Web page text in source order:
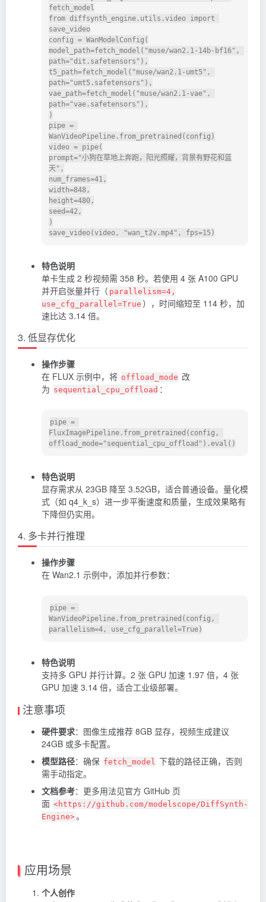
fetch_model
from diffsynth_engine.utils.video import
save_video
config = WanModelConfig(
model_path=fetch_model("muse/wan2.1-14b-bf16",
path="dit.safetensors"),
t5_path=fetch_model("muse/wan2.1-umt5",
path="umt5.safetensors"),
vae_path=fetch_model("muse/wan2.1-vae",
path="vae.safetensors"),
)
pipe =
WanVideoPipeline.from_pretrained(config)
video = pipe(
prompt="小狗在草地上奔跑，阳光照耀，背景有野花和蓝
天",
num_frames=41,
width=848,
height=480,
seed=42,
)
特色说明
单卡生成 2 秒视频需 358 秒。若使用 4 张 A100 GPU
并开启张量并行（ parallelism=4,
use_cfg_parallel=True ），时间缩短至 114 秒，加
速比达 3.14 倍。
3. 低显存优化
操作步骤
在 FLUX 示例中，将 offload_mode 改
为 sequential_cpu_offload ：
pipe =
FluxImagePipeline.from_pretrained(config,
特色说明
显存需求从 23GB 降至 3.52GB，适合普通设备。量化模
式（如 q4_k_s）进一步平衡速度和质量，生成效果略有
下降但仍实用。
4. 多卡并行推理
操作步骤
在 Wan2.1 示例中，添加并行参数：
pipe =
WanVideoPipeline.from_pretrained(config,
特色说明
支持多 GPU 并行计算。2 张 GPU 加速 1.97 倍，4 张
GPU 加速 3.14 倍，适合工业级部署。
注意事项
硬件要求：图像生成推荐 8GB 显存，视频生成建议
24GB 或多卡配置。
模型路径：确保 fetch_model 下载的路径正确，否则
需手动指定。
文档参考：更多用法见官方 GitHub 页
面 <https://github.com/modelscope/DiffSynth-
Engine>。
应用场景
个人创作